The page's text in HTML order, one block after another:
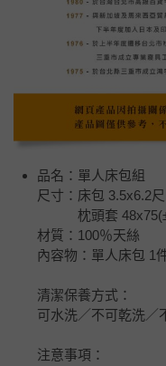
品名：單人床包組
尺寸：床包 3.5x6.2
枕頭套
材質：100％天絲
內容物：單人床包 1
清潔保養方式：
可水洗／不可乾洗／
注意事項：